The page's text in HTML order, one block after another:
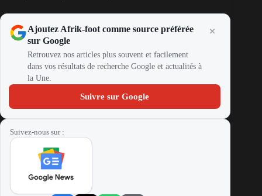
Ajoutez Afrik-foot comme source préférée
sur Google
Retrouvez nos articles plus souvent et facilement
dans vos résultats de recherche Google et actualités à
la Une.
Suivre sur Google
Suivez-nous sur :